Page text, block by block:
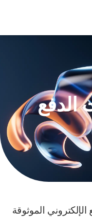
الدفع
الموثوقة